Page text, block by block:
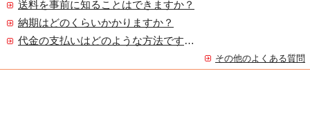
送料を事前に知ることはできますか？
納期はどのくらいかかりますか？
代金の支払いはどのような方法ですか？
その他のよくある質問